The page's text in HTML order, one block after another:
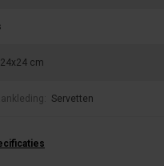
24x24 cm
Servetten